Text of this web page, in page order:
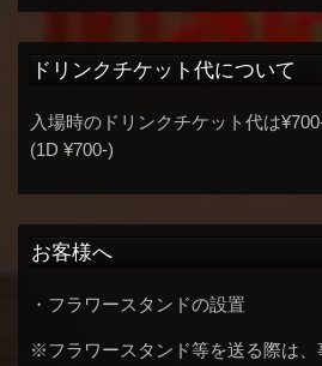
ドリンクチケット代について
入場時のドリンクチケット代は
(1D ¥700-)
お客様へ
・フラワースタンドの設置
※フラワースタンド等を送る際は